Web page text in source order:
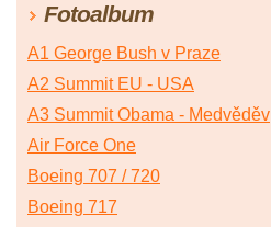
Fotoalbum
A1 George Bush v Praze
A2 Summit EU - USA
A3 Summit Obama - Medvěděv
Air Force One
Boeing 707 / 720
Boeing 717